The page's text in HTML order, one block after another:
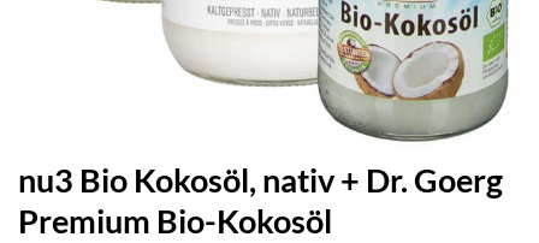
nu3 Bio Kokosöl, nativ + Dr. Goerg
Premium Bio-Kokosöl